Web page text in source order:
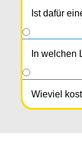
Ist dafür
In welchen
Wieviel